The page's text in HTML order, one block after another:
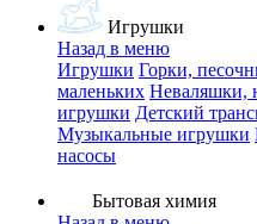
Игрушки
Назад в меню
Игрушки Горки,
маленьких Неваляшки,
игрушки Детский
Музыкальные игрушки
насосы
Бытовая химия